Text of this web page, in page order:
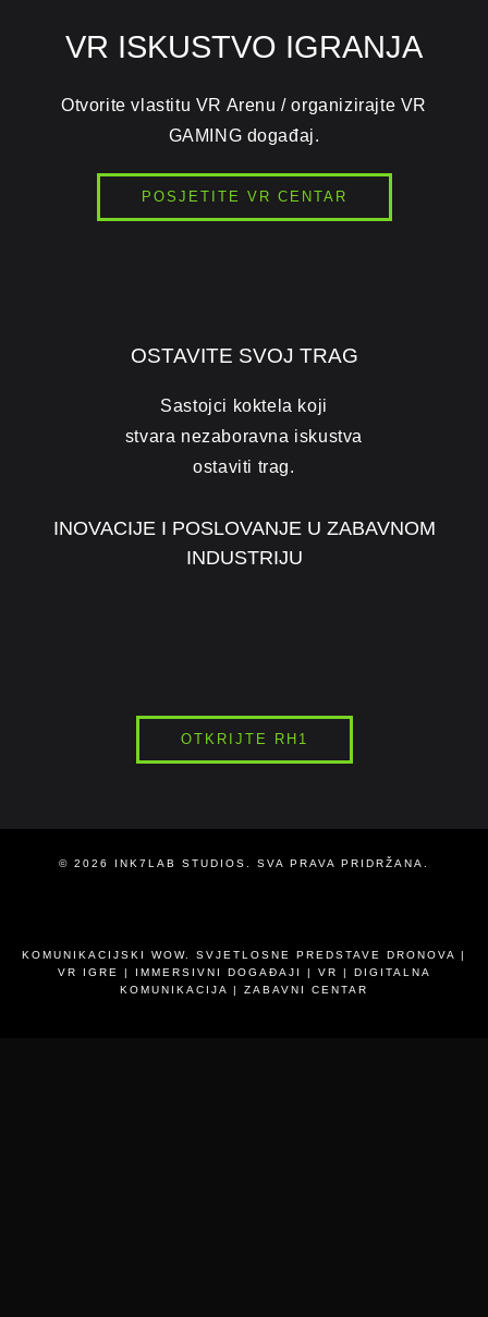
VR ISKUSTVO IGRANJA
Otvorite vlastitu VR Arenu / organizirajte VR
GAMING događaj.
POSJETITE VR CENTAR
OSTAVITE SVOJ TRAG
Sastojci koktela koji
stvara nezaboravna iskustva
ostaviti trag.
INOVACIJE I POSLOVANJE U ZABAVNOM
INDUSTRIJU
OTKRIJTE RH1
© 2026 INK7LAB STUDIOS. SVA PRAVA PRIDRŽANA.
KOMUNIKACIJSKI WOW. SVJETLOSNE PREDSTAVE DRONOVA |
VR IGRE | IMMERSIVNI DOGAĐAJI | VR | DIGITALNA
KOMUNIKACIJA | ZABAVNI CENTAR